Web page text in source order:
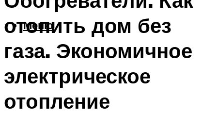
Меню
отопить дом без
газа. Экономичное
электрическое
отопление